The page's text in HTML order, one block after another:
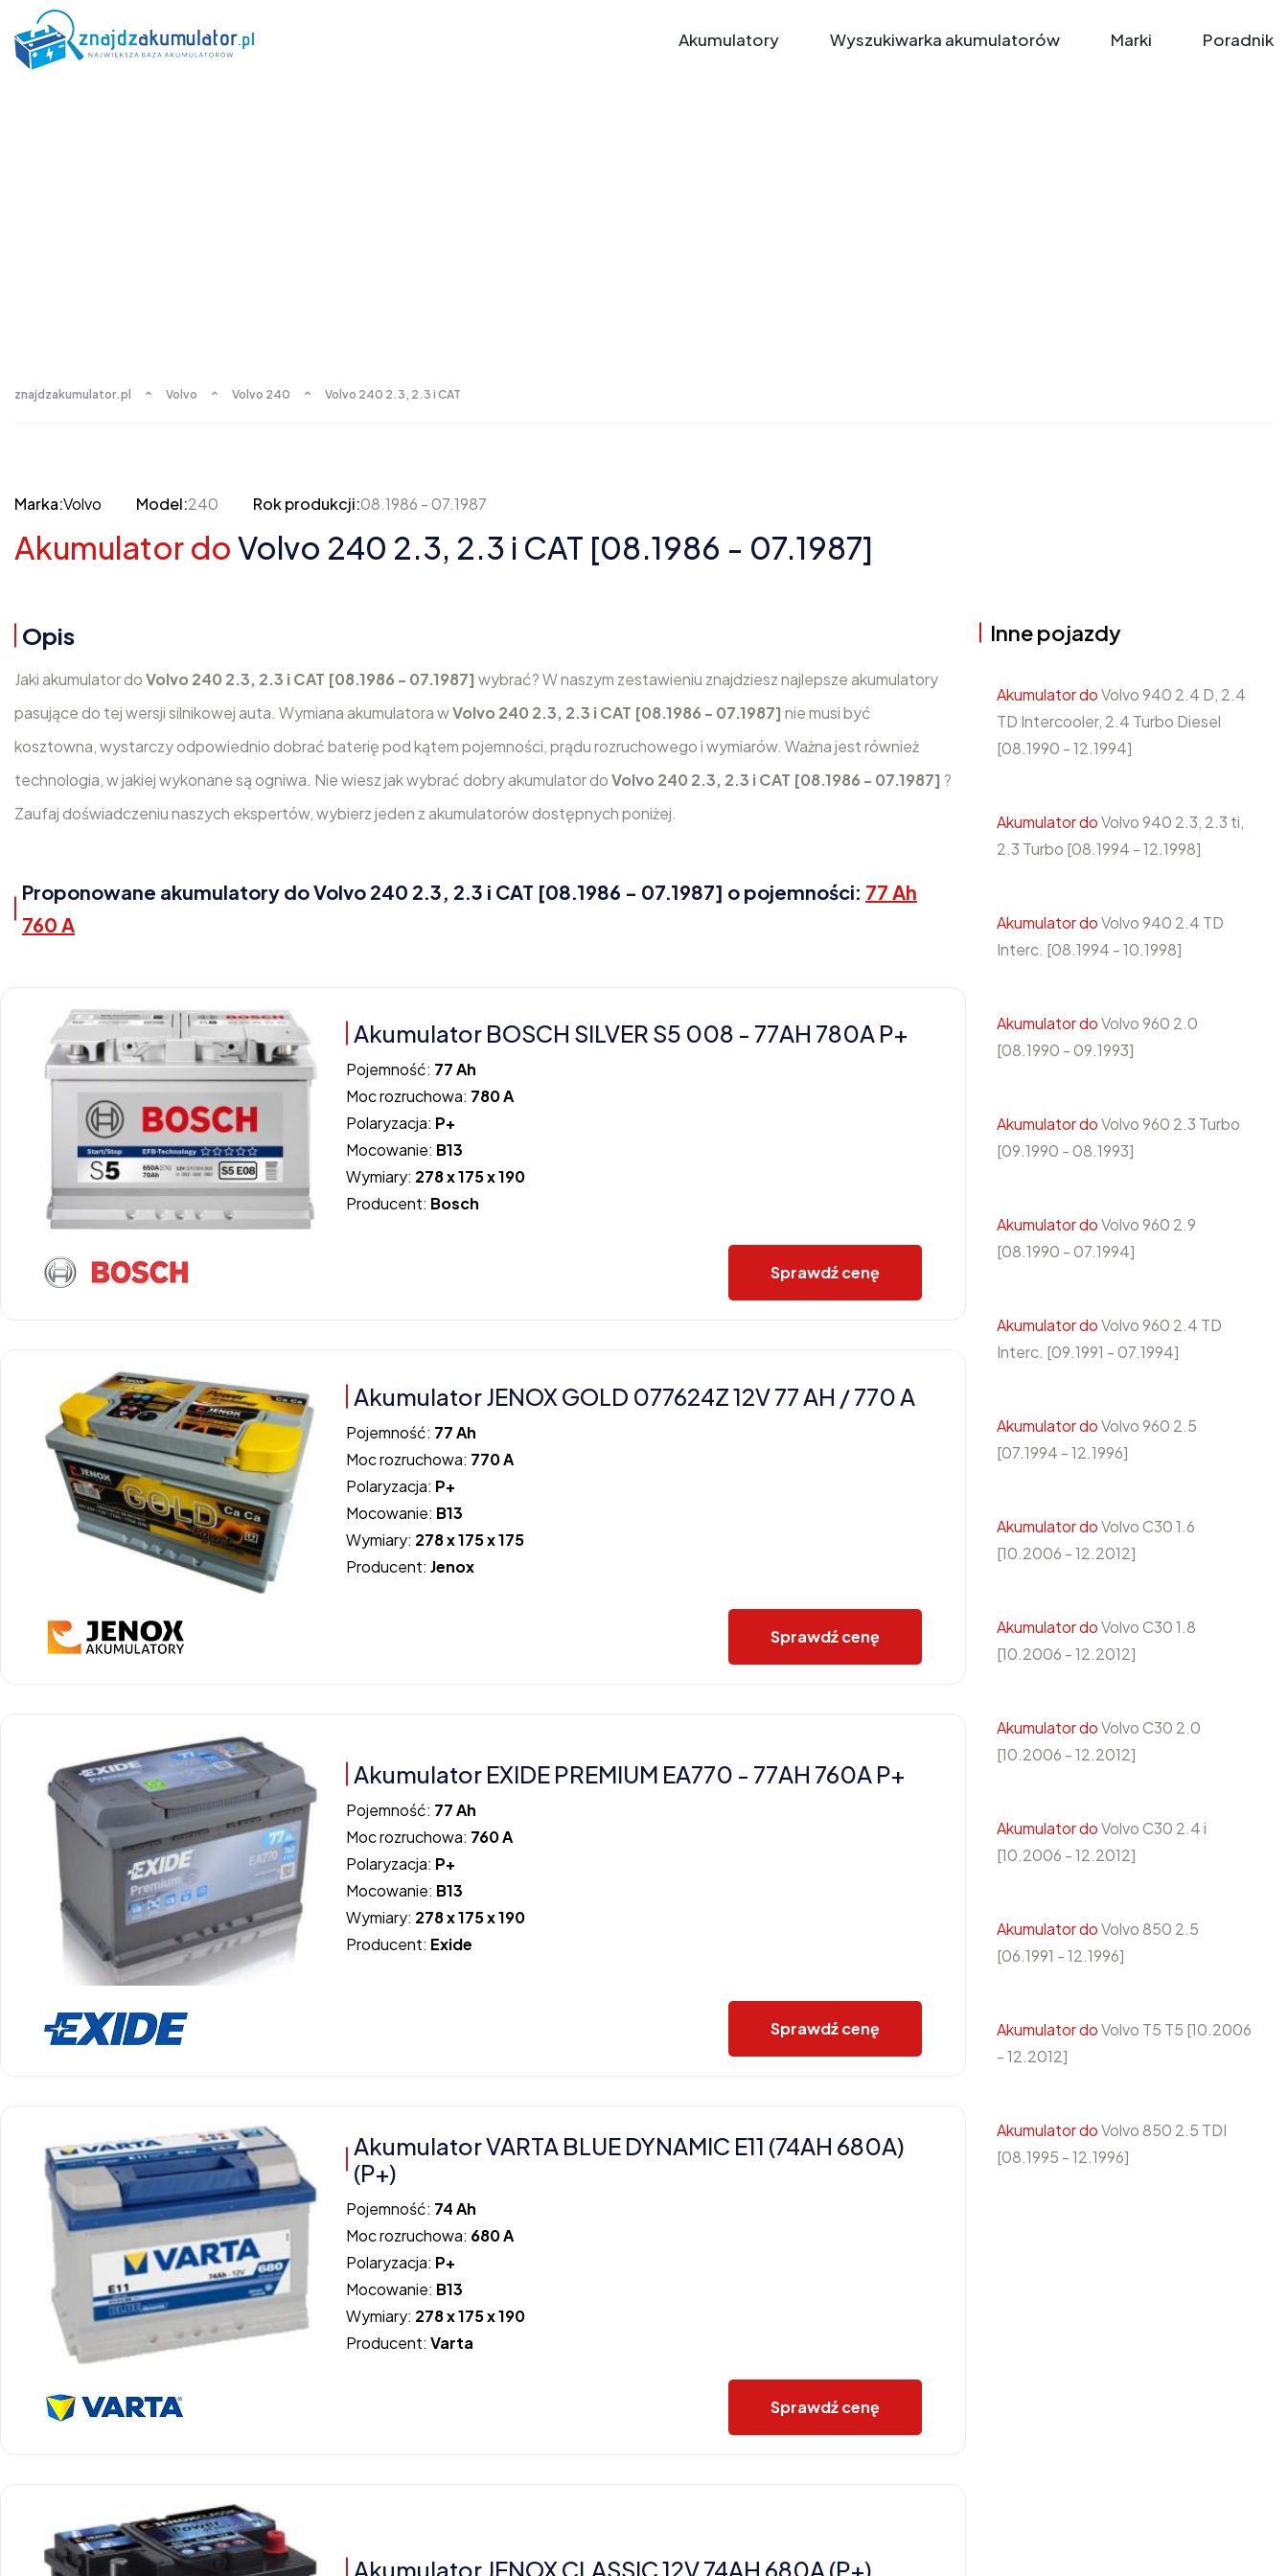
Akumulatory Wyszukiwarka akumulatorów Marki Poradnik
znajdzakumulator.pl Volvo Volvo 240 Volvo 240 2.3, 2.3 i CAT
Marka:Volvo Model:240 Rok produkcji:08.1986 - 07.1987
Akumulator do Volvo 240 2.3, 2.3 i CAT [08.1986 - 07.1987]
Opis
Jaki akumulator doVolvo 240 2.3, 2.3 i CAT [08.1986 - 07.1987] wybrać? W naszym zestawieniu znajdziesz najlepsze akumulatory
pasujące do tej wersji silnikowej auta. Wymiana akumulatora wVolvo 240 2.3, 2.3 i CAT [08.1986 - 07.1987] nie musi być
kosztowna, wystarczy odpowiednio dobrać baterię pod kątem pojemności, prądu rozruchowego i wymiarów. Ważna jest również
technologia, w jakiej wykonane są ogniwa. Nie wiesz jak wybrać dobry akumulator doVolvo 240 2.3, 2.3 i CAT [08.1986 - 07.1987] ?
Zaufaj doświadczeniu naszych ekspertów, wybierz jeden z akumulatorów dostępnych poniżej.
Proponowane akumulatory do Volvo 240 2.3, 2.3 i CAT [08.1986 - 07.1987] o pojemności: 77 Ah
760 A
Akumulator BOSCH SILVER S5 008 - 77AH 780A P+
Pojemność: 77 Ah
Moc rozruchowa: 780 A
Polaryzacja: P+
Mocowanie: B13
Wymiary: 278 x 175 x 190
Producent: Bosch
Sprawdź cenę
Akumulator JENOX GOLD 077624Z 12V 77 AH / 770 A
Pojemność: 77 Ah
Moc rozruchowa: 770 A
Polaryzacja: P+
Mocowanie: B13
Wymiary: 278 x 175 x 175
Producent:Jenox
Sprawdź cenę
Akumulator EXIDE PREMIUM EA770 - 77AH 760A P+
Pojemność: 77 Ah
Moc rozruchowa: 760 A
Polaryzacja: P+
Mocowanie: B13
Wymiary: 278 x 175 x 190
Producent: Exide
Sprawdź cenę
Akumulator VARTA BLUE DYNAMIC E11 (74AH 680A)
(P+)
Pojemność: 74 Ah
Moc rozruchowa: 680 A
Polaryzacja: P+
Mocowanie: B13
Wymiary: 278 x 175 x 190
Producent:Varta
Sprawdź cenę
Akumulator JENOX CLASSIC 12V 74AH 680A (P+)
Inne pojazdy
Akumulator doVolvo 940 2.4 D, 2.4
TD Intercooler, 2.4 Turbo Diesel
[08.1990 - 12.1994]
Akumulator doVolvo 940 2.3, 2.3 ti,
2.3 Turbo [08.1994 - 12.1998]
Akumulator doVolvo 940 2.4 TD
Interc. [08.1994 - 10.1998]
Akumulator doVolvo 960 2.0
[08.1990 - 09.1993]
Akumulator doVolvo 960 2.3 Turbo
[09.1990 - 08.1993]
Akumulator doVolvo 960 2.9
[08.1990 - 07.1994]
Akumulator doVolvo 960 2.4 TD
Interc. [09.1991 - 07.1994]
Akumulator doVolvo 960 2.5
[07.1994 - 12.1996]
Akumulator doVolvo C30 1.6
[10.2006 - 12.2012]
Akumulator doVolvo C30 1.8
[10.2006 - 12.2012]
Akumulator doVolvo C30 2.0
[10.2006 - 12.2012]
Akumulator doVolvo C30 2.4 i
[10.2006 - 12.2012]
Akumulator doVolvo 850 2.5
[06.1991 - 12.1996]
Akumulator doVolvo T5 T5 [10.2006
- 12.2012]
Akumulator doVolvo 850 2.5 TDI
[08.1995 - 12.1996]